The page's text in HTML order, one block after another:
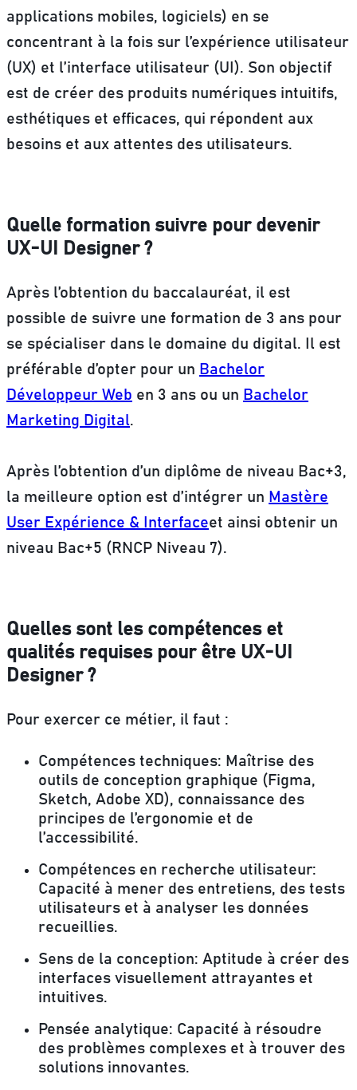
applications mobiles, logiciels) en se
concentrant à la fois sur l’expérience utilisateur
(UX) et l’interface utilisateur (UI). Son objectif
est de créer des produits numériques intuitifs,
esthétiques et efficaces, qui répondent aux
besoins et aux attentes des utilisateurs.
Quelle formation suivre pour devenir
UX-UI Designer ?
Après l’obtention du baccalauréat, il est
possible de suivre une formation de 3 ans pour
se spécialiser dans le domaine du digital. Il est
préférable d’opter pour un Bachelor
Développeur Web en 3 ans ou un Bachelor
Marketing Digital.
Après l’obtention d’un diplôme de niveau Bac+3,
la meilleure option est d’intégrer un Mastère
User Expérience & Interfaceet ainsi obtenir un
niveau Bac+5 (RNCP Niveau 7).
Quelles sont les compétences et
qualités requises pour être UX-UI
Designer ?
Pour exercer ce métier, il faut :
Compétences techniques: Maîtrise des
outils de conception graphique (Figma,
Sketch, Adobe XD), connaissance des
principes de l’ergonomie et de
l’accessibilité.
Compétences en recherche utilisateur:
Capacité à mener des entretiens, des tests
utilisateurs et à analyser les données
recueillies.
Sens de la conception: Aptitude à créer des
interfaces visuellement attrayantes et
intuitives.
Pensée analytique: Capacité à résoudre
des problèmes complexes et à trouver des
solutions innovantes.